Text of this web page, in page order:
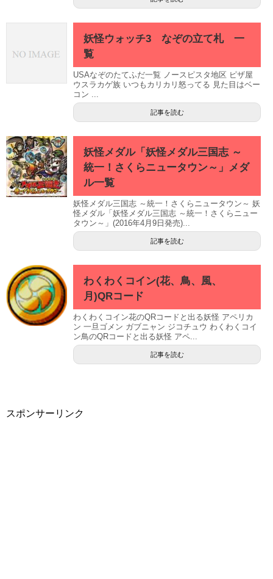
妖怪ウォッチ3 なぞの立て札 一
覧
USAなぞのたてふだ一覧 ノースピスタ地区 ピザ屋
ウスラカゲ族 いつもカリカリ怒ってる 見た目はベー
コン ...
記事を読む
妖怪メダル「妖怪メダル三国志 ～
統一！さくらニュータウン～」メダ
ル一覧
妖怪メダル三国志 ～統一！さくらニュータウン～ 妖
怪メダル「妖怪メダル三国志 ～統一！さくらニュー
タウン～」(2016年4月9日発売)...
記事を読む
わくわくコイン(花、鳥、風、
月)QRコード
わくわくコイン花のQRコードと出る妖怪 アペリカ
ン 一旦ゴメン ガブニャン ジコチュウ わくわくコイ
ン鳥のQRコードと出る妖怪 アペ...
記事を読む
スポンサーリンク